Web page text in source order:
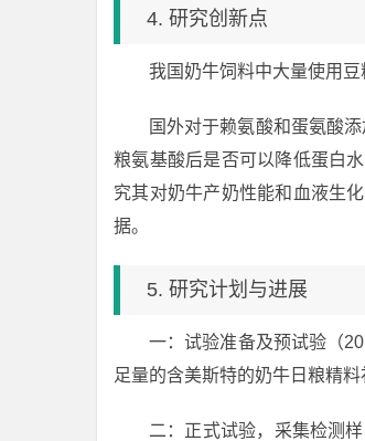
4. 研究创新点
我国奶牛饲料中大量使用
国外对于赖氨酸和蛋氨酸
粮氨基酸后是否可以降低蛋白
究其对奶牛产奶性能和血液生
据。
5. 研究计划与进展
一：试验准备及预试验（
足量的含美斯特的奶牛日粮精料
二：正式试验，采集检测